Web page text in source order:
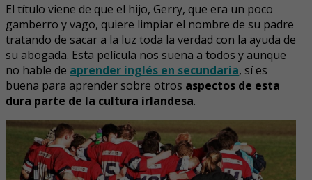
El título viene de que el hijo, Gerry, que era un poco
gamberro y vago, quiere limpiar el nombre de su padre
tratando de sacar a la luz toda la verdad con la ayuda de
su abogada. Esta película nos suena a todos y aunque
no hable de aprender inglés en secundaria, sí es
buena para aprender sobre otros aspectos de esta
dura parte de la cultura irlandesa.